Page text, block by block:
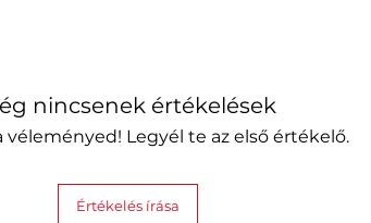
nincsenek értékelések
véleményed! Legyél te az első értékelő.
Értékelés írása